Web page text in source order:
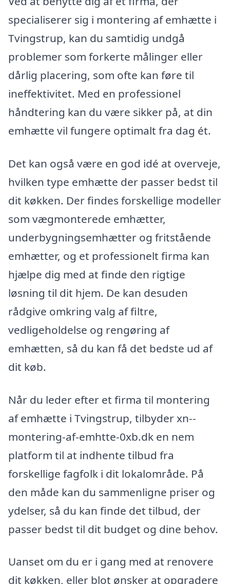
specialiserer sig i montering af emhætte i
Tvingstrup, kan du samtidig undgå
problemer som forkerte målinger eller
dårlig placering, som ofte kan føre til
ineffektivitet. Med en professionel
håndtering kan du være sikker på, at din
emhætte vil fungere optimalt fra dag ét.
Det kan også være en god idé at overveje,
hvilken type emhætte der passer bedst til
dit køkken. Der findes forskellige modeller
som vægmonterede emhætter,
underbygningsemhætter og fritstående
emhætter, og et professionelt firma kan
hjælpe dig med at finde den rigtige
løsning til dit hjem. De kan desuden
rådgive omkring valg af filtre,
vedligeholdelse og rengøring af
emhætten, så du kan få det bedste ud af
dit køb.
Når du leder efter et firma til montering
af emhætte i Tvingstrup, tilbyder xn--
montering-af-emhtte-0xb.dk en nem
platform til at indhente tilbud fra
forskellige fagfolk i dit lokalområde. På
den måde kan du sammenligne priser og
ydelser, så du kan finde det tilbud, der
passer bedst til dit budget og dine behov.
Uanset om du er i gang med at renovere
dit køkken, eller blot ønsker at opgradere